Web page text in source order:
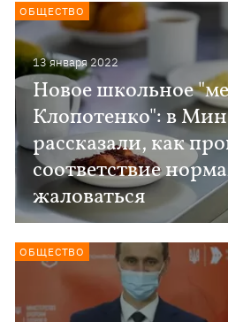
13 января 2022
Новое школьное
Клопотенко": в
рассказали, как
соответствие
жаловаться
ОБЩЕСТВО
ОБЩЕСТВО